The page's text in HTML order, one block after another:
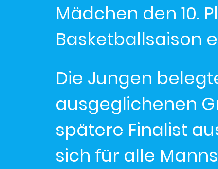
Mädchen den 10.
Basketballsaison
Die Jungen
ausgeglichenen
spätere Finalist
sich für alle